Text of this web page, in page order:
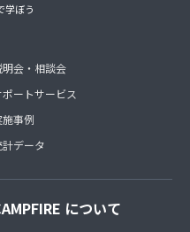
学ぼう
明会・相談会
ポートサービス
施事例
計データ
について